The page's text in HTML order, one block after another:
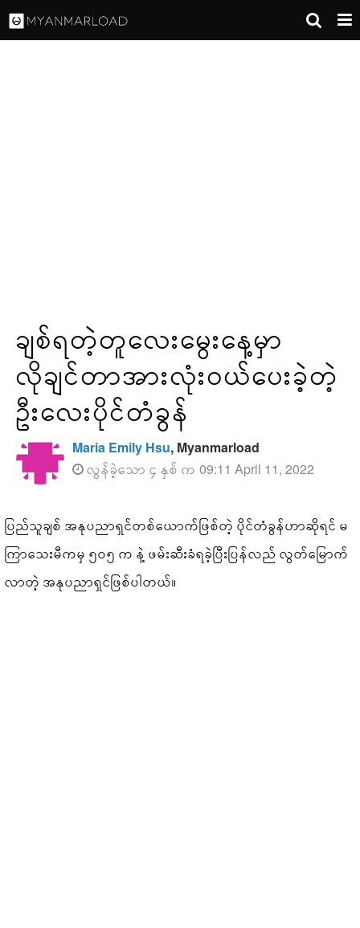
ချစ်ရတဲ့တူလေးမွေးနေ့မှာ
လိုချင်တာအားလုံးဝယ်ပေးခဲ့တဲ့
ဦးလေးပိုင်တံခွန်
Maria Emily Hsu, Myanmarload
လွန်ခဲ့သော ၄ နှစ် က 09:11 April 11, 2022
ပြည်သူချစ် အနုပညာရှင်တစ်ယောက်ဖြစ်တဲ့ ပိုင်တံခွန်ဟာဆိုရင် မ
ကြာသေးမီကမှ ၅၀၅ က နဲ့ ဖမ်းဆီးခံရခဲ့ပြီးပြန်လည် လွတ်မြောက်
လာတဲ့ အနုပညာရှင်ဖြစ်ပါတယ်။